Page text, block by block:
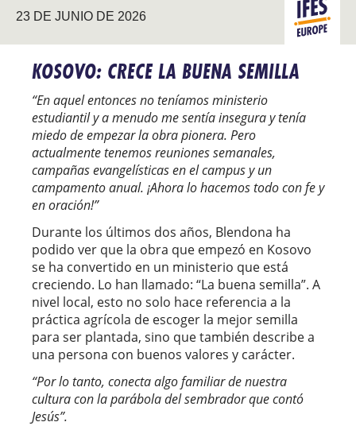
23 DE JUNIO DE 2026 EUROPA
KOSOVO: CRECE LA BUENA SEMILLA
“En aquel entonces no teníamos ministerio
estudiantil y a menudo me sentía insegura y tenía
miedo de empezar la obra pionera. Pero
actualmente tenemos reuniones semanales,
campañas evangelísticas en el campus y un
campamento anual. ¡Ahora lo hacemos todo con fe y
en oración!”
Durante los últimos dos años, Blendona ha
podido ver que la obra que empezó en Kosovo
se ha convertido en un ministerio que está
creciendo. Lo han llamado: “La buena semilla”. A
nivel local, esto no solo hace referencia a la
práctica agrícola de escoger la mejor semilla
para ser plantada, sino que también describe a
una persona con buenos valores y carácter.
“Por lo tanto, conecta algo familiar de nuestra
cultura con la parábola del sembrador que contó
Jesús”.